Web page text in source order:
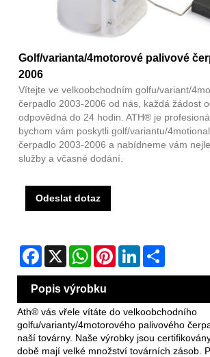
Golf/varianta/4motorové palivové
2006
Vítejte ve velkoobchodním golfu/variant/
čerpadlo 2003-2006 od nás, každá žádost
odpovědná do 24 hodin. ATH® je
bychom vám poskytli golf/variantu/
čerpadlo 2003-2006 a nabídneme vám
služby a včasné dodání.
Odeslat dotaz
Facebook
X WhatsAppPinterestLinkedIn
Popis výrobku
Ath® vás vřele vítáte do velkoobchodního
golfu/varianty/4motorového palivového
naší továrny. Naše výrobky jsou
době mají velké množství továrních zásob.